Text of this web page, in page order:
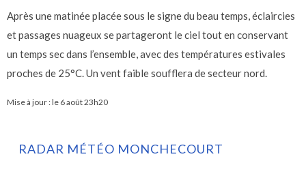
Après une matinée placée sous le signe du beau temps, éclaircies
et passages nuageux se partageront le ciel tout en conservant
un temps sec dans l’ensemble, avec des températures estivales
proches de 25°C. Un vent faible soufflera de secteur nord.
Mise à jour : le 6 août 23h20
RADAR MÉTÉO MONCHECOURT